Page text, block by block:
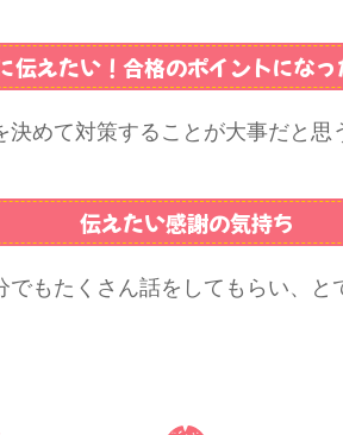
伝えたい！ 合格のポイントにな
めて対策することが大事だと思
伝えたい感謝の気持ち
もたくさん話をしてもらい、